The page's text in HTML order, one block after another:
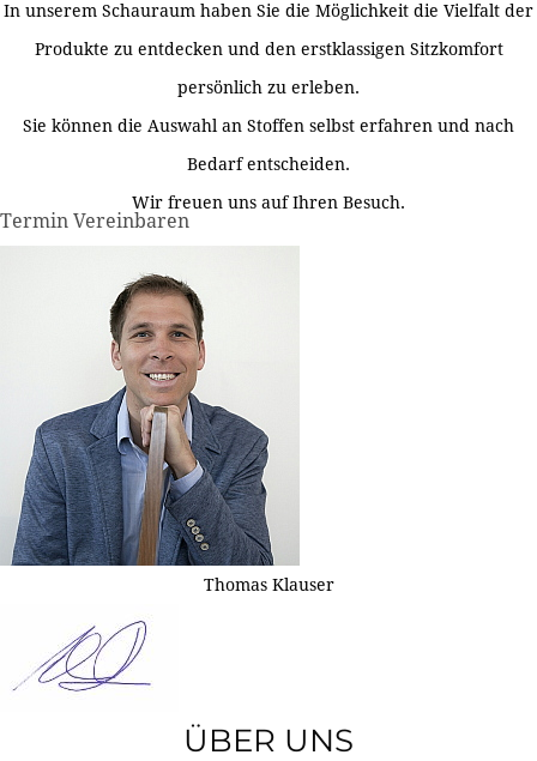
In unserem Schauraum haben Sie die Möglichkeit die Vielfalt der
Produkte zu entdecken und den erstklassigen Sitzkomfort
persönlich zu erleben.
Sie können die Auswahl an Stoffen selbst erfahren und nach
Bedarf entscheiden.
Wir freuen uns auf Ihren Besuch.
Termin Vereinbaren
Thomas Klauser
ÜBER UNS